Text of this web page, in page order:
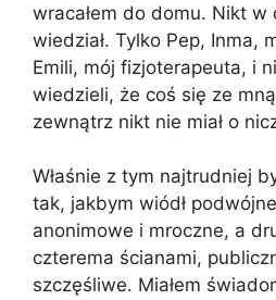
wracałem do domu. Nikt w
wiedział. Tylko Pep, Inma,
Emili, mój fizjoterapeuta, i
wiedzieli, że coś się ze
zewnątrz nikt nie miał o
Właśnie z tym najtrudniej
tak, jakbym wiódł
anonimowe i mroczne, a
czterema ścianami,
szczęśliwe. Miałem